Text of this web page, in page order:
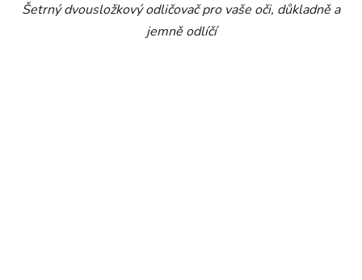
Šetrný dvousložkový odličovač pro vaše oči, důkladně a
jemně odlíčí